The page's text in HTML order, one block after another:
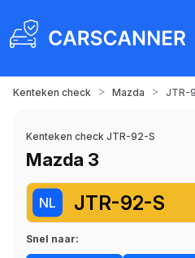
Kenteken check > Mazda > JTR-
Kenteken check JTR-92-S
Mazda 3
NL JTR-92-S
Snel naar: